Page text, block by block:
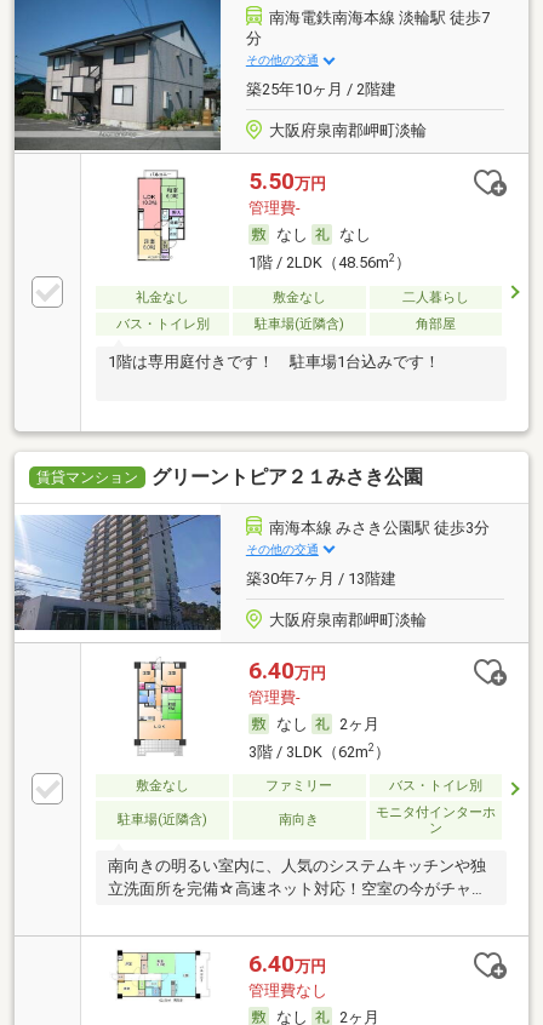
南海電鉄南海本線 淡輪駅 徒歩7
分
その他の交通
築25年10ヶ月 / 2階建
大阪府泉南郡岬町淡輪
5.50万円
管理費-
なし
なし
1階 / 2LDK（48.56m2）
礼金なし 敷金なし
二人暮らし
バス・トイレ別
駐車場(近隣含) 角部屋
1階は専用庭付きです！ 駐車場1台込みです！
賃貸マンション グリーントピア２１みさき公園
南海本線 みさき公園駅 徒歩3分
その他の交通
築30年7ヶ月 / 13階建
大阪府泉南郡岬町淡輪
6.40万円
管理費-
なし
2ヶ月
3階 / 3LDK（62m2）
敷金なし ファミリー バス・トイレ別
駐車場(近隣含) 南向き
モニタ付インターホ
ン
南向きの明るい室内に、人気のシステムキッチンや独
立洗面所を完備☆高速ネット対応！空室の今がチャン
6.40万円
管理費なし
なし
2ヶ月